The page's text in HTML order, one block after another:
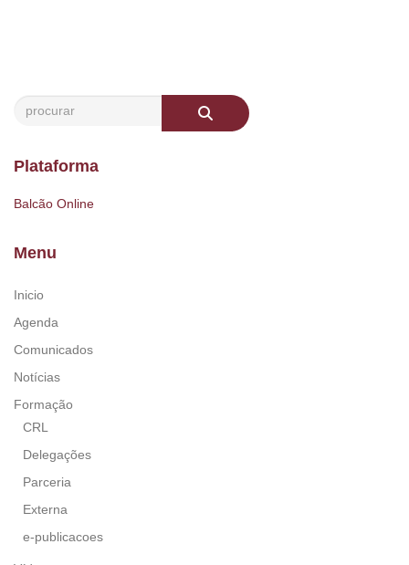
Plataforma
Balcão Online
Menu
Inicio
Agenda
Comunicados
Notícias
Formação
CRL
Delegações
Parceria
Externa
e-publicacoes